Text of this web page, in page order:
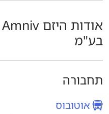
בע"מ
תחבורה
אוטובוס